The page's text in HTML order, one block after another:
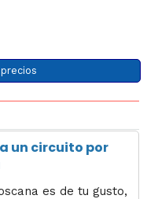
un circuito por
es de tu gusto,